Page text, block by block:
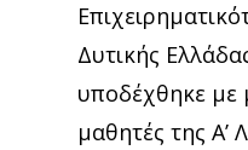
Δυτικής
υποδέχθηκε με
μαθητές της Α’